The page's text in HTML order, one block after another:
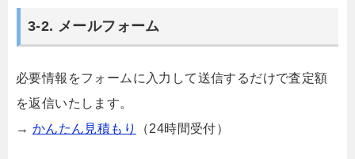
3-2. メールフォーム
必要情報をフォームに入力して送信するだけで査定額
を返信いたします。
→ かんたん見積もり （24時間受付）